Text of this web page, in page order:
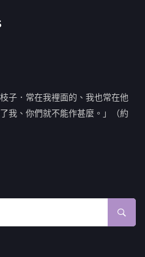
子．常在我裡面的、我也常在他
我、你們就不能作甚麼。」（約